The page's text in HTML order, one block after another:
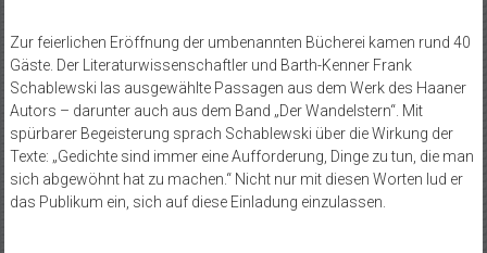
Zur feierlichen Eröffnung der umbenannten Bücherei kamen rund 40
Gäste. Der Literaturwissenschaftler und Barth-Kenner Frank
Schablewski las ausgewählte Passagen aus dem Werk des Haaner
Autors – darunter auch aus dem Band „Der Wandelstern“. Mit
spürbarer Begeisterung sprach Schablewski über die Wirkung der
Texte: „Gedichte sind immer eine Aufforderung, Dinge zu tun, die man
sich abgewöhnt hat zu machen.“ Nicht nur mit diesen Worten lud er
das Publikum ein, sich auf diese Einladung einzulassen.